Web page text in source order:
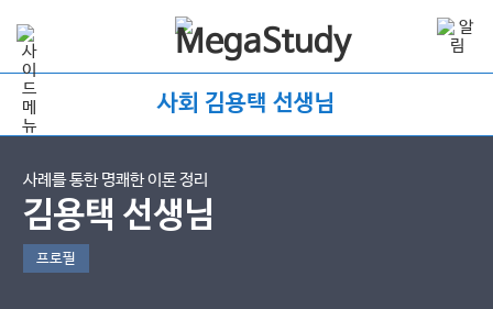
사회 김용택 선생님
사례를 통한 명쾌한 이론 정리
김용택 선생님
프로필